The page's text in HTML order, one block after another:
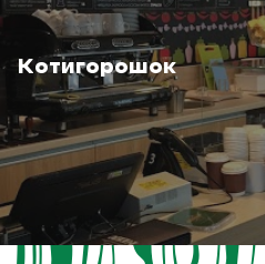
Котигорошок